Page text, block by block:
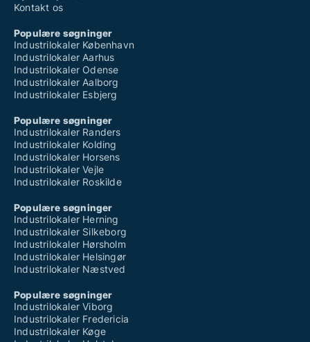
Kontakt os
Populære søgninger
Industrilokaler København
Industrilokaler Aarhus
Industrilokaler Odense
Industrilokaler Aalborg
Industrilokaler Esbjerg
Populære søgninger
Industrilokaler Randers
Industrilokaler Kolding
Industrilokaler Horsens
Industrilokaler Vejle
Industrilokaler Roskilde
Populære søgninger
Industrilokaler Herning
Industrilokaler Silkeborg
Industrilokaler Hørsholm
Industrilokaler Helsingør
Industrilokaler Næstved
Populære søgninger
Industrilokaler Viborg
Industrilokaler Fredericia
Industrilokaler Køge